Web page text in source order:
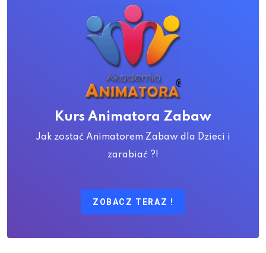
Kurs Animatora Zabaw
Jak zostać Animatorem Zabaw dla Dzieci i
zarabiać ?!
ZOBACZ TERAZ !